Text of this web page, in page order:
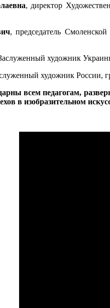
, директор
, председатель
художник
художник России,
всем педагогам,
в изобразительном